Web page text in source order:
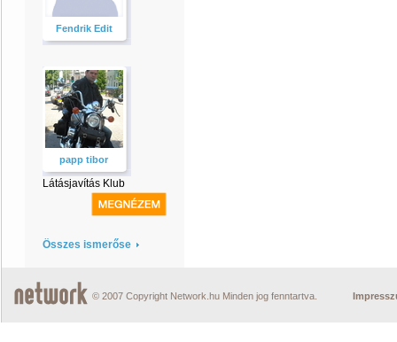
Fendrik Edit
papp tibor
Látásjavítás Klub
Összes ismerőse
© 2007 Copyright Network.hu Minden jog fenntartva.